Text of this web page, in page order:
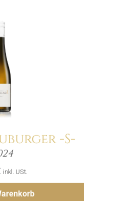
-S-
inkl. USt.